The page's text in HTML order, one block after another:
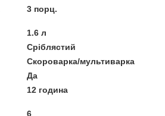
3 порц.
1.6 л
Сріблястий
Скороварка/мультиварка
Да
12 година
6